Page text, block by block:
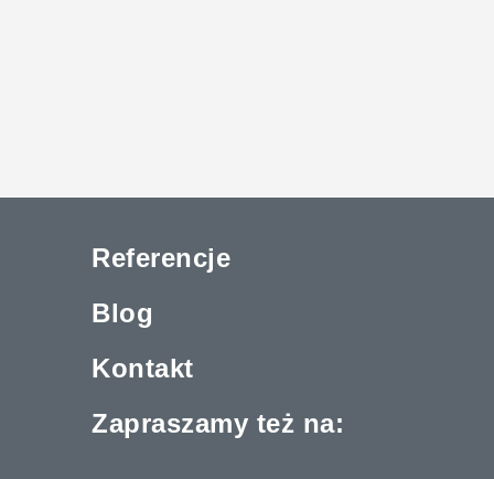
Referencje
Blog
Kontakt
Zapraszamy też na: